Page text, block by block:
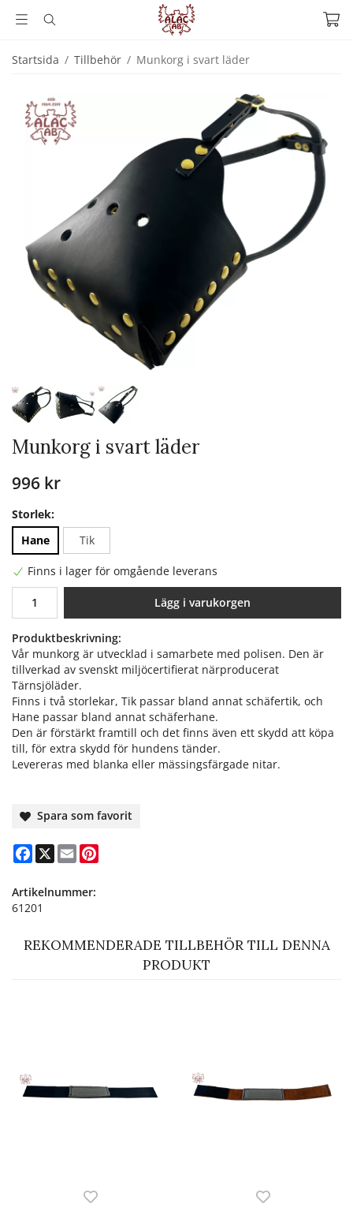
Startsida / Tillbehör / Munkorg i svart läder
Munkorg i svart läder
996 kr
Storlek:
Hane
Tik
Finns i lager för omgående leverans
Lägg i varukorgen
Produktbeskrivning:
Vår munkorg är utvecklad i samarbete med polisen. Den är
tillverkad av svenskt miljöcertifierat närproducerat
Tärnsjöläder.
Finns i två storlekar, Tik passar bland annat schäfertik, och
Hane passar bland annat schäferhane.
Den är förstärkt framtill och det finns även ett skydd att köpa
till, för extra skydd för hundens tänder.
Levereras med blanka eller mässingsfärgade nitar.
Spara som favorit
Facebook
X Email
Artikelnummer:
61201
REKOMMENDERADE TILLBEHÖR TILL DENNA
PRODUKT